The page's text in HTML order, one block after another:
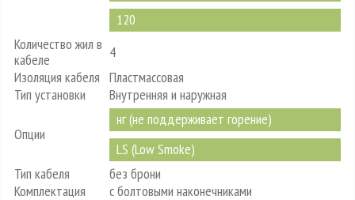
120
Количество жил в
кабеле
4
Изоляция кабеля Пластмассовая
Тип установки
Внутренняя и наружная
Опции
нг (не поддерживает горение)
LS (Low Smoke)
Тип кабеля
без брони
Комплектация
с болтовыми наконечниками